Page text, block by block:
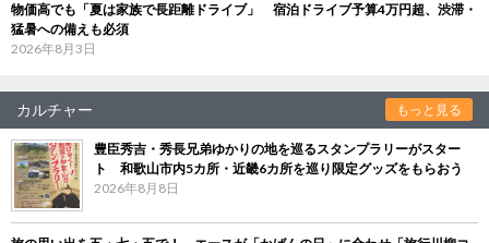
物価高でも「夏は家族で長距離ドライブ」 宿泊ドライブ予算4万円超、渋滞・
猛暑への備えも必須
2026年8月3日
カルチャー もっと見る
豊臣秀吉・秀長兄弟ゆかりの地を巡るスタンプラリーがスター
ト 和歌山市内5カ所・近畿6カ所を巡り限定グッズをもらおう
2026年8月8日